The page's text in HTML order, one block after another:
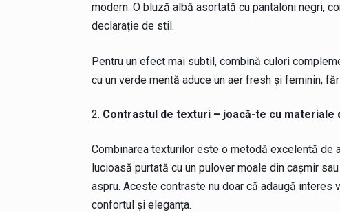
modern. O bluză albă asortată cu pantaloni negri,
declarație de stil.
Pentru un efect mai subtil, combină culori
cu un verde mentă aduce un aer fresh și feminin,
Contrastul de texturi – joacă-te cu materiale
Combinarea texturilor este o metodă excelentă
lucioasă purtată cu un pulover moale din cașmir
aspru. Aceste contraste nu doar că adaugă
confortul și eleganța.